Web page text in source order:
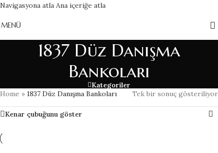
Navigasyona atla Ana içeriğe atla
MENÜ
1837 Düz Danışma
Bankoları
Kategoriler
Home » 1837 Düz Danışma Bankoları Tek bir sonuç gösteriliyor
Kenar çubuğunu göster